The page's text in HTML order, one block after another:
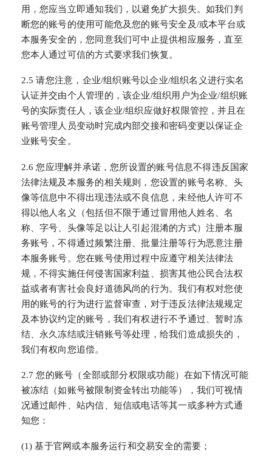
用，您应当立即通知我们，以避免扩大损失。如我们判
断您的账号的使用可能危及您的账号安全及/或本平台或
本服务安全的，您同意我们可中止提供相应服务，直至
您本人通过可信的方式要求我们恢复。
2.5 请您注意，企业/组织账号以企业/组织名义进行实名
认证并交由个人管理的，该企业/组织用户为企业/组织账
号的实际责任人，该企业/组织应做好权限管控，并且在
账号管理人员变动时完成内部交接和密码变更以保证企
业账号安全。
2.6 您应理解并承诺，您所设置的账号信息不得违反国家
法律法规及本服务的相关规则，您设置的账号名称、头
像等信息中不得出现违法或不良信息，未经他人许可不
得以他人名义（包括但不限于通过冒用他人姓名、名
称、字号、头像等足以让人引起混淆的方式）注册本服
务账号，不得通过频繁注册、批量注册等行为恶意注册
本服务账号。您在账号使用过程中应遵守相关法律法
规，不得实施任何侵害国家利益、损害其他公民合法权
益或者有害社会良好道德风尚的行为。我们有权对您使
用的账号的行为进行监督审查，对于违反法律法规规定
及本协议约定的账号，我们有权进行不予通过、暂时冻
结、永久冻结或注销账号等处理，给我们造成损失的，
我们有权向您追偿。
2.7 您的账号（全部或部分权限或功能）在如下情况可能
被冻结（如账号被限制资金转出功能等），我们可视情
况通过邮件、站内信、短信或电话等其一或多种方式通
知您：
(1) 基于官网或本服务运行和交易安全的需要；